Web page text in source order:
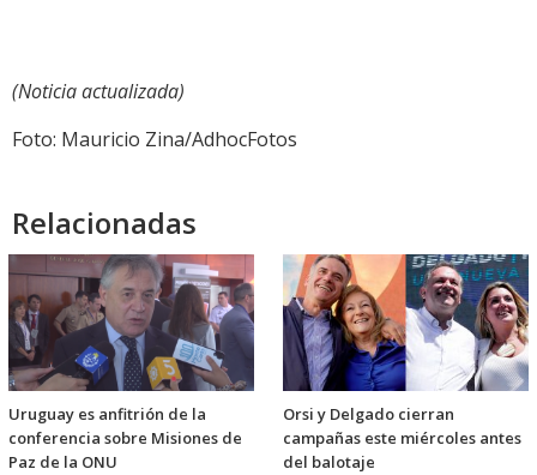
(Noticia actualizada)
Foto: Mauricio Zina/AdhocFotos
Relacionadas
Uruguay es anfitrión de la
conferencia sobre Misiones de
Paz de la ONU
Orsi y Delgado cierran
campañas este miércoles antes
del balotaje